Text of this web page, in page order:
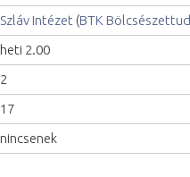
Szláv Intézet (BTK
heti 2.00
2
17
nincsenek